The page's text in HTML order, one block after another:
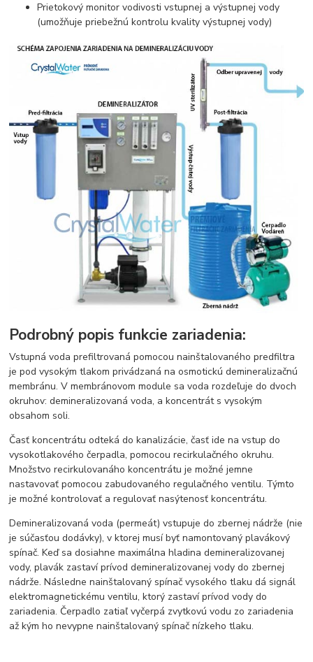
Prietokový monitor vodivosti vstupnej a výstupnej vody
(umožňuje priebežnú kontrolu kvality výstupnej vody)
Podrobný popis funkcie zariadenia:
Vstupná voda prefiltrovaná pomocou nainštalovaného predfiltra
je pod vysokým tlakom privádzaná na osmotickú demineralizačnú
membránu. V membránovom module sa voda rozdeľuje do dvoch
okruhov: demineralizovaná voda, a koncentrát s vysokým
obsahom soli.
Časť koncentrátu odteká do kanalizácie, časť ide na vstup do
vysokotlakového čerpadla, pomocou recirkulačného okruhu.
Množstvo recirkulovanáho koncentrátu je možné jemne
nastavovať pomocou zabudovaného regulačného ventilu. Týmto
je možné kontrolovať a regulovať nasýtenosť koncentrátu.
Demineralizovaná voda (permeát) vstupuje do zbernej nádrže (nie
je súčasťou dodávky), v ktorej musí byť namontovaný plavákový
spínač. Keď sa dosiahne maximálna hladina demineralizovanej
vody, plavák zastaví prívod demineralizovanej vody do zbernej
nádrže. Následne nainštalovaný spínač vysokého tlaku dá signál
elektromagnetickému ventilu, ktorý zastaví prívod vody do
zariadenia. Čerpadlo zatiaľ vyčerpá zvytkovú vodu zo zariadenia
až kým ho nevypne nainštalovaný spínač nízkeho tlaku.